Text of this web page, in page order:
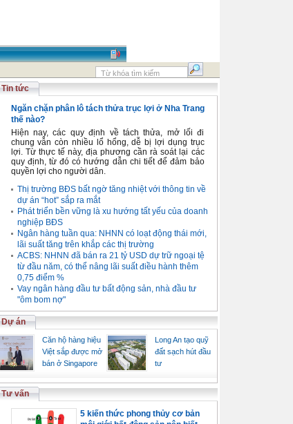
Tin tức
Ngăn chặn phân lô tách thửa trục lợi ở Nha Trang
thế nào?
Hiện nay, các quy định về tách thửa, mở lối đi
chung vẫn còn nhiều lổ hổng, dễ bị lợi dụng trục
lợi. Từ thực tế này, địa phương cần rà soát lại các
quy định, từ đó có hướng dẫn chi tiết để đảm bảo
quyền lợi cho người dân.
Thị trường BĐS bất ngờ tăng nhiệt với thông tin về
dự án “hot” sắp ra mắt
Phát triển bền vững là xu hướng tất yếu của doanh
nghiệp BĐS
Ngân hàng tuần qua: NHNN có loạt động thái mới,
lãi suất tăng trên khắp các thị trường
ACBS: NHNN đã bán ra 21 tỷ USD dự trữ ngoại tệ
từ đầu năm, có thể nâng lãi suất điều hành thêm
0,75 điểm %
Vay ngân hàng đầu tư bất động sản, nhà đầu tư
"ôm bom nợ"
Dự án
Căn hộ hàng hiệu
Việt sắp được mở
bán ở Singapore
Long An tạo quỹ
đất sạch hút đầu
tư
Tư vấn
5 kiến thức phong thủy cơ bản